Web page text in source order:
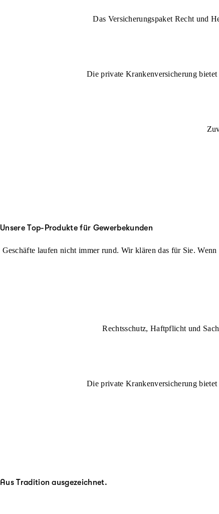
Das Versicherungspaket Recht und
Die private Krankenversicherung
Unsere Top-Produkte für Gewerbekunden
Geschäfte laufen nicht immer rund. Wir klären das für Sie.
Rechtsschutz, Haftpflicht und
Die private Krankenversicherung
Aus Tradition ausgezeichnet.